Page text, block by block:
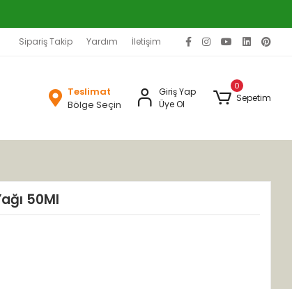
Sipariş Takip Yardım İletişim
Teslimat
Bölge Seçin
Giriş Yap
Üye Ol
0
Sepetim
50Ml